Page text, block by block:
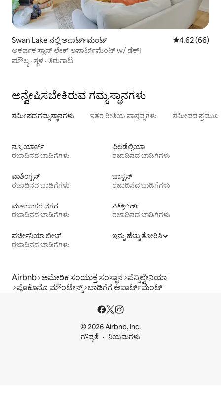
Swan Lake ನಲ್ಲಿ ಅಪಾರ್ಟ್‌ಮಂಟ್ 5 ರಲ್ಲಿ 4.62
4.62 (66)
ಆಕರ್ಷಕ ಸ್ವಾನ್ ಲೇಕ್ ಅಪಾರ್ಟ್‌ಮೆಂಟ್ w/ ಡೆಕ್!
ಮೌಲ್ಯ· ಸ್ಥಳ · ತಿರುಗಾಟ
ಅನ್ವೇಷಿಸಬೇಕಿರುವ ಗಮ್ಯಸ್ಥಾನಗಳು
ಸಮೀಪದ ಗಮ್ಯಸ್ಥಾನಗಳು ಇತರ ರೀತಿಯ ವಾಸ್ತವ್ಯಗಳು ಸಮೀಪದ ಪ್ರಮುಖ
ನ್ಯೂ ಯಾರ್ಕ್
ರಜಾದಿನದ ಬಾಡಿಗೆಗಳು
ಫಿಲಡೆಲ್ಫಿಯಾ
ರಜಾದಿನದ ಬಾಡಿಗೆಗಳು
ವಾಶಿಂಗ್ಟನ್
ರಜಾದಿನದ ಬಾಡಿಗೆಗಳು
ಬಾಸ್ಟನ್
ರಜಾದಿನದ ಬಾಡಿಗೆಗಳು
ಮಹಾಸಾಗರ ನಗರ
ರಜಾದಿನದ ಬಾಡಿಗೆಗಳು
ಪಿಟ್ಸ್‌ಬರ್ಗ್
ರಜಾದಿನದ ಬಾಡಿಗೆಗಳು
ವರ್ಜೀನಿಯಾ ಬೀಚ್
ರಜಾದಿನದ ಬಾಡಿಗೆಗಳು
ಇನ್ನು ಹೆಚ್ಚು ತೋರಿಸಿ
Airbnb ಅಮೇರಿಕ ಸಂಯುಕ್ತ ಸಂಸ್ಥಾನ ಪೆನ್ಸಿಲ್ವೇನಿಯಾ
ಪೊಕೊನೊ ಮೌಂಟೇನ್ಸ್ ಬಾಡಿಗೆಗೆ ಅಪಾರ್ಟ್‌ಮೆಂಟ್‌
© 2026 Airbnb, Inc.
ಗೌಪ್ಯತೆ
ನಿಯಮಗಳು